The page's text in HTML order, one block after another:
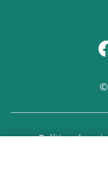
Política de
Exención de